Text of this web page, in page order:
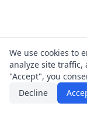
We use cookies to
analyze site traffic,
"Accept", you
Decline